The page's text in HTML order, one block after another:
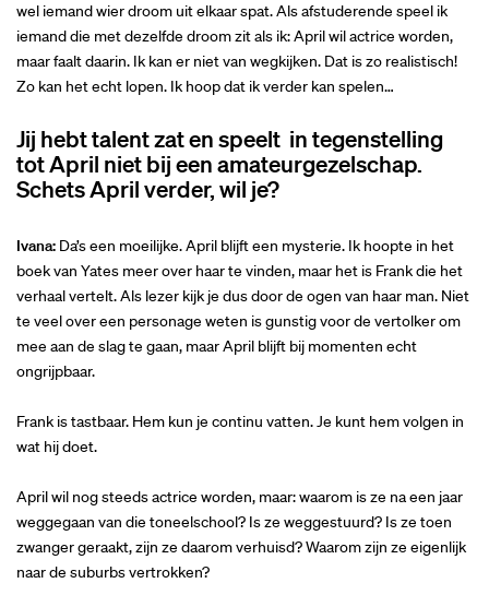
wel iemand wier droom uit elkaar spat. Als afstuderende speel ik
iemand die met dezelfde droom zit als ik: April wil actrice worden,
maar faalt daarin. Ik kan er niet van wegkijken. Dat is zo realistisch!
Zo kan het echt lopen. Ik hoop dat ik verder kan spelen…
Jij hebt talent zat en speelt in tegenstelling
tot April niet bij een amateurgezelschap.
Schets April verder, wil je?
Ivana: Da’s een moeilijke. April blijft een mysterie. Ik hoopte in het
boek van Yates meer over haar te vinden, maar het is Frank die het
verhaal vertelt. Als lezer kijk je dus door de ogen van haar man. Niet
te veel over een personage weten is gunstig voor de vertolker om
mee aan de slag te gaan, maar April blijft bij momenten echt
ongrijpbaar.
Frank is tastbaar. Hem kun je continu vatten. Je kunt hem volgen in
wat hij doet.
April wil nog steeds actrice worden, maar: waarom is ze na een jaar
weggegaan van die toneelschool? Is ze weggestuurd? Is ze toen
zwanger geraakt, zijn ze daarom verhuisd? Waarom zijn ze eigenlijk
naar de suburbs vertrokken?